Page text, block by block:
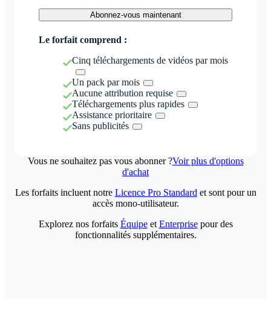
Abonnez-vous maintenant
Le forfait comprend :
Cinq téléchargements de vidéos par mois
Un pack par mois
Aucune attribution requise
Téléchargements plus rapides
Assistance prioritaire
Sans publicités
Vous ne souhaitez pas vous abonner ?Voir plus d'options
d'achat
Les forfaits incluent notre Licence Pro Standard et sont pour un
accès mono-utilisateur.
Explorez nos forfaits Équipeet Enterprisepour des
fonctionnalités supplémentaires.